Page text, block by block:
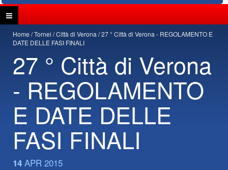
Home Tornei Città di Verona 27 ° Città di Verona - REGOLAMENTO E
DATE DELLE FASI FINALI
27 ° Città di Verona
- REGOLAMENTO
E DATE DELLE
FASI FINALI
14 APR 2015